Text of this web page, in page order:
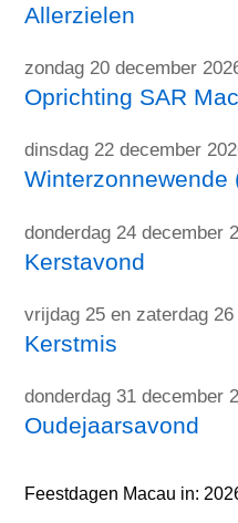
Allerzielen
zondag 20 december
Oprichting SAR
dinsdag 22 december
Winterzonnewende
donderdag 24 december
Kerstavond
vrijdag 25 en zaterdag
Kerstmis
donderdag 31 december
Oudejaarsavond
Feestdagen Macau in: